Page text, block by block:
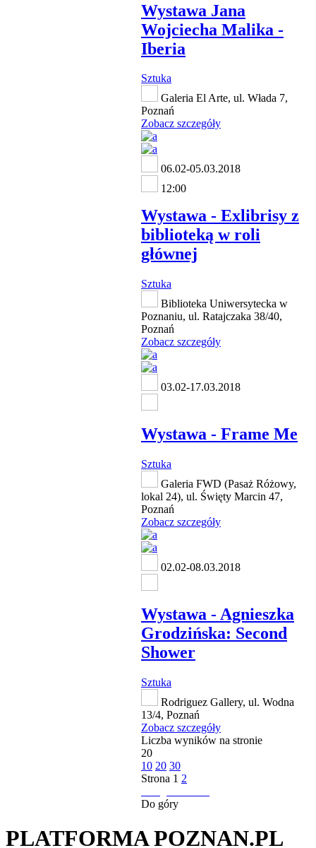
Wystawa Jana
Wojciecha Malika -
Iberia
Sztuka
Galeria El Arte, ul. Włada 7,
Poznań
Zobacz szczegóły
06.02-05.03.2018
12:00
Wystawa - Exlibrisy z
biblioteką w roli
głównej
Sztuka
Biblioteka Uniwersytecka w
Poznaniu, ul. Ratajczaka 38/40,
Poznań
Zobacz szczegóły
03.02-17.03.2018
Wystawa - Frame Me
Sztuka
Galeria FWD (Pasaż Różowy,
lokal 24), ul. Święty Marcin 47,
Poznań
Zobacz szczegóły
02.02-08.03.2018
Wystawa - Agnieszka
Grodzińska: Second
Shower
Sztuka
Rodriguez Gallery, ul. Wodna
13/4, Poznań
Zobacz szczegóły
Liczba wyników na stronie
20
10 20 30
Strona 1 2
Do góry
PLATFORMA POZNAN.PL